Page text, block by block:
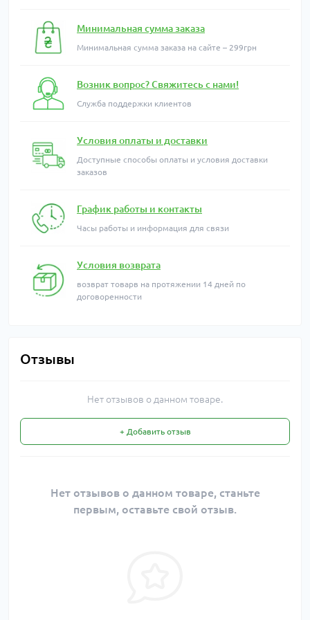
Минимальная сумма заказа
Минимальная сумма заказа на сайте – 299грн
Возник вопрос? Свяжитесь с нами!
Служба поддержки клиентов
Условия оплаты и доставки
Доступные способы оплаты и условия доставки
заказов
График работы и контакты
Часы работы и информация для связи
Условия возврата
возврат товарв на протяжении 14 дней по
договоренности
Отзывы
Нет отзывов о данном товаре.
+ Добавить отзыв
Нет отзывов о данном товаре, станьте
первым, оставьте свой отзыв.